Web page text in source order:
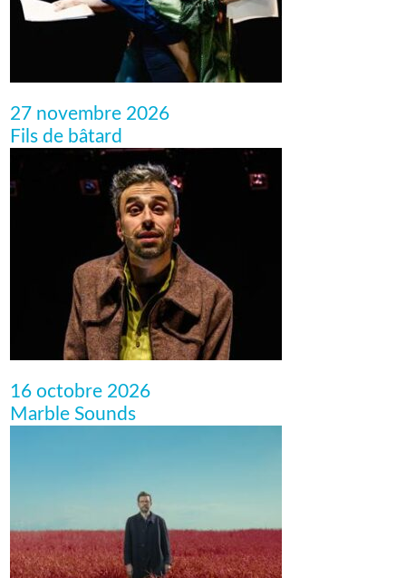
27 novembre 2026
Fils de bâtard
16 octobre 2026
Marble Sounds